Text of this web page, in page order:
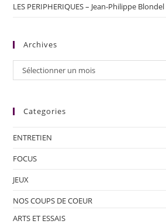
LES PERIPHERIQUES – Jean-Philippe Blondel
Archives
Sélectionner un mois
Categories
ENTRETIEN
FOCUS
JEUX
NOS COUPS DE COEUR
ARTS ET ESSAIS